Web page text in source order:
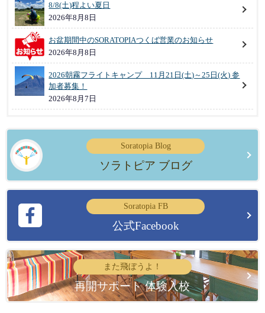
8/8(土)程よい夏日
2026年8月8日
お盆期間中のSORATOPIAつくば営業のお知らせ
2026年8月8日
2026朝霧フライトキャンプ 11月21日(土)～25日(火) 参
加者募集！
2026年8月7日
Soratopia Blog
ソラトピア ブログ
Soratopia FB
公式Facebook
また飛ぼうよ！
再開サポート 体験入校